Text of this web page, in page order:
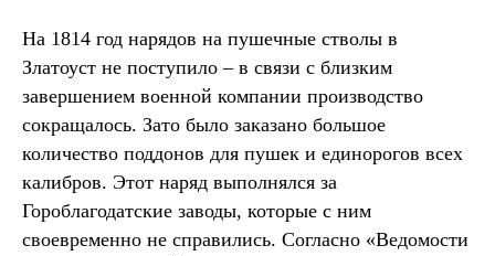
На 1814 год нарядов на пушечные стволы в
Златоуст не поступило – в связи с близким
завершением военной компании производство
сокращалось. Зато было заказано большое
количество поддонов для пушек и единорогов всех
калибров. Этот наряд выполнялся за
Гороблагодатские заводы, которые с ним
своевременно не справились. Согласно «Ведомости